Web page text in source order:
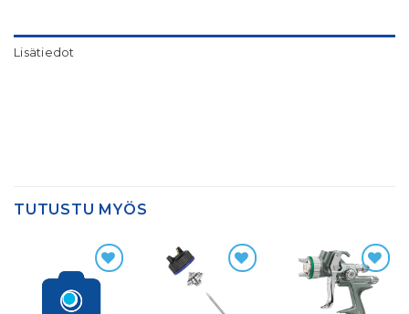
Lisätiedot
TUTUSTU MYÖS